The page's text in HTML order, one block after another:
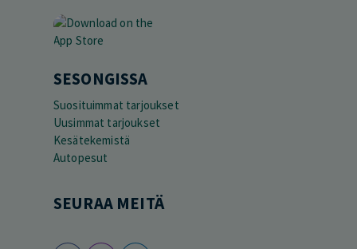
SESONGISSA
Suosituimmat tarjoukset
Uusimmat tarjoukset
Kesätekemistä
Autopesut
SEURAA MEITÄ